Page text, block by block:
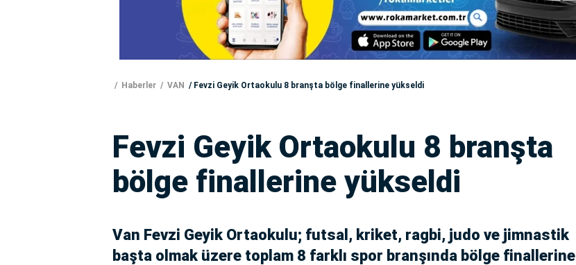
Haberler VAN Fevzi Geyik Ortaokulu 8 branşta bölge finallerine yükseldi
Fevzi Geyik Ortaokulu 8 branşta
bölge finallerine yükseldi
Van Fevzi Geyik Ortaokulu; futsal, kriket, ragbi, judo ve jimnastik
başta olmak üzere toplam 8 farklı spor branşında bölge finallerine